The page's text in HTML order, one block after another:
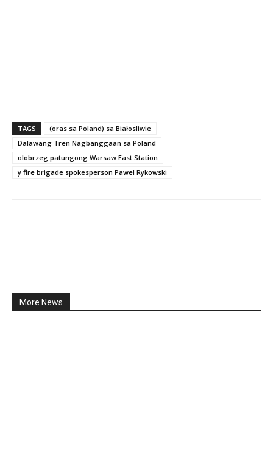
TAGS
(oras sa Poland) sa Białosliwie
Dalawang Tren Nagbanggaan sa Poland
olobrzeg patungong Warsaw East Station
y fire brigade spokesperson Pawel Rykowski
More News